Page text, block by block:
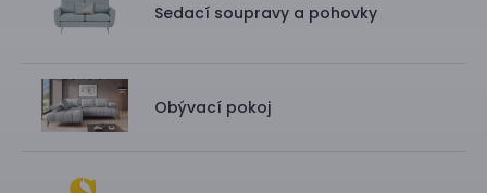
Sedací soupravy a pohovky
Obývací pokoj